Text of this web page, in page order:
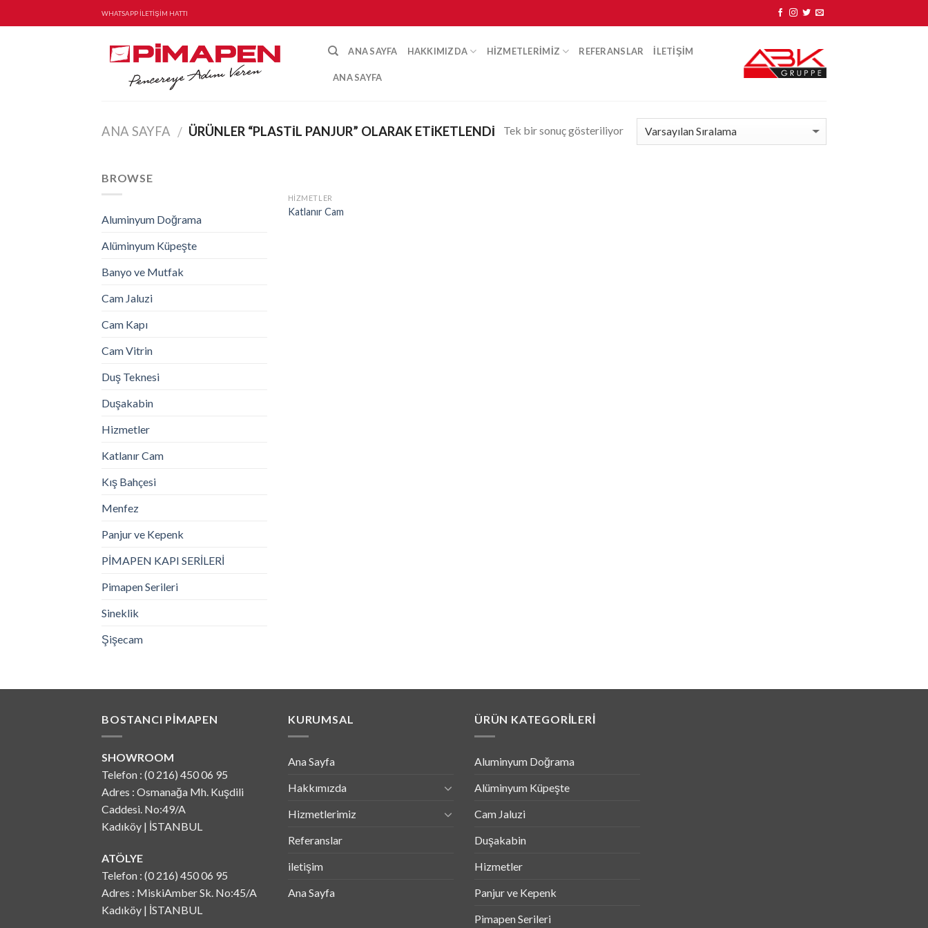
to
WHATSAPP İLETİŞİM HATTI
ANA SAYFA HAKKIMIZDA HIZMETLERIMIZ REFERANSLAR ILETIŞIM
ANA SAYFA
ANA SAYFA / ÜRÜNLER “PLASTIL PANJUR” OLARAK ETIKETLENDI Tek bir sonuç gösteriliyor
BROWSE
Aluminyum Doğrama
Alüminyum Küpeşte
Banyo ve Mutfak
Cam Jaluzi
Cam Kapı
Cam Vitrin
Duş Teknesi
Duşakabin
Hizmetler
Katlanır Cam
Kış Bahçesi
Menfez
Panjur ve Kepenk
PİMAPEN KAPI SERİLERİ
Pimapen Serileri
Sineklik
Şişecam
HIZMETLER
Katlanır Cam
BOSTANCI PIMAPEN
SHOWROOM
Telefon : (0 216) 450 06 95
Adres : Osmanağa Mh. Kuşdili
Caddesi. No:49/A
Kadıköy | İSTANBUL
ATÖLYE
Telefon : (0 216) 450 06 95
Adres : MiskiAmber Sk. No:45/A
Kadıköy | İSTANBUL
KURUMSAL
Ana Sayfa
Hakkımızda
Hizmetlerimiz
Referanslar
iletişim
Ana Sayfa
ÜRÜN KATEGORILERI
Aluminyum Doğrama
Alüminyum Küpeşte
Cam Jaluzi
Duşakabin
Hizmetler
Panjur ve Kepenk
Pimapen Serileri